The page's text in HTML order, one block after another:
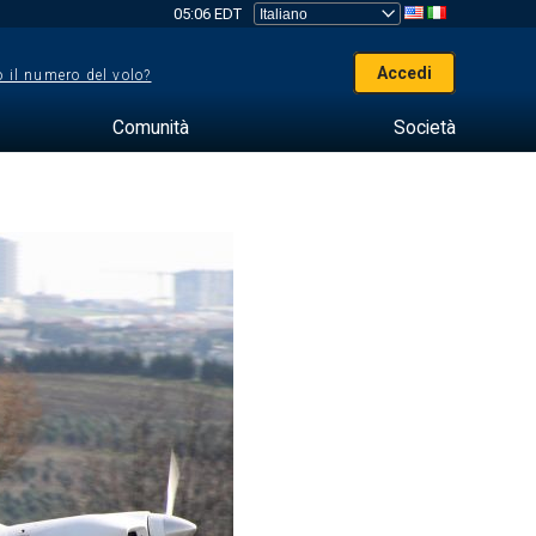
05:06 EDT
il numero del volo? Accedi
Comunità Società